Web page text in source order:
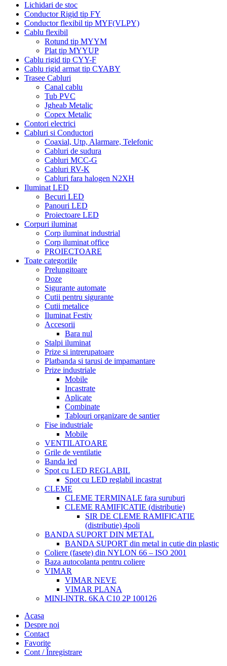
Lichidari de stoc
Conductor Rigid tip FY
Conductor flexibil tip MYF(VLPY)
Cablu flexibil
Rotund tip MYYM
Plat tip MYYUP
Cablu rigid tip CYY-F
Cablu rigid armat tip CYABY
Trasee Cabluri
Canal cablu
Tub PVC
Jgheab Metalic
Copex Metalic
Contori electrici
Cabluri si Conductori
Coaxial, Utp, Alarmare, Telefonic
Cabluri de sudura
Cabluri MCC-G
Cabluri RV-K
Cabluri fara halogen N2XH
Iluminat LED
Becuri LED
Panouri LED
Proiectoare LED
Corpuri iluminat
Corp iluminat industrial
Corp iluminat office
PROIECTOARE
Toate categoriile
Prelungitoare
Doze
Sigurante automate
Cutii pentru sigurante
Cutii metalice
Iluminat Festiv
Accesorii
Bara nul
Stalpi iluminat
Prize si intrerupatoare
Platbanda si tarusi de impamantare
Prize industriale
Mobile
Incastrate
Aplicate
Combinate
Tablouri organizare de santier
Fise industriale
Mobile
VENTILATOARE
Grile de ventilatie
Banda led
Spot cu LED REGLABIL
Spot cu LED reglabil incastrat
CLEME
CLEME TERMINALE fara suruburi
CLEME RAMIFICATIE (distributie)
SIR DE CLEME RAMIFICATIE
(distributie) 4poli
BANDA SUPORT DIN METAL
BANDA SUPORT din metal in cutie din plastic
Coliere (fasete) din NYLON 66 – ISO 2001
Baza autocolanta pentru coliere
VIMAR
VIMAR NEVE
VIMAR PLANA
MINI-INTR. 6KA C10 2P 100126
Acasa
Despre noi
Contact
Favorite
Cont / Înregistrare